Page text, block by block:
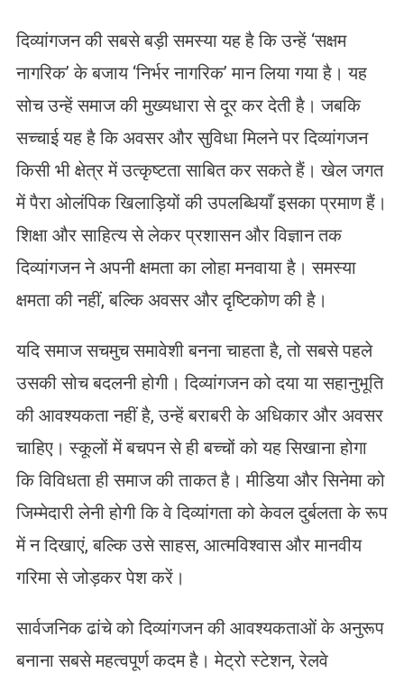
दिव्यांगजन की सबसे बड़ी समस्या यह है कि उन्हें ‘सक्षम
नागरिक’ के बजाय ‘निर्भर नागरिक’ मान लिया गया है। यह
सोच उन्हें समाज की मुख्यधारा से दूर कर देती है। जबकि
सच्चाई यह है कि अवसर और सुविधा मिलने पर दिव्यांगजन
किसी भी क्षेत्र में उत्कृष्टता साबित कर सकते हैं। खेल जगत
में पैरा ओलंपिक खिलाड़ियों की उपलब्धियाँ इसका प्रमाण हैं।
शिक्षा और साहित्य से लेकर प्रशासन और विज्ञान तक
दिव्यांगजन ने अपनी क्षमता का लोहा मनवाया है। समस्या
क्षमता की नहीं, बल्कि अवसर और दृष्टिकोण की है।
यदि समाज सचमुच समावेशी बनना चाहता है, तो सबसे पहले
उसकी सोच बदलनी होगी। दिव्यांगजन को दया या सहानुभूति
की आवश्यकता नहीं है, उन्हें बराबरी के अधिकार और अवसर
चाहिए। स्कूलों में बचपन से ही बच्चों को यह सिखाना होगा
कि विविधता ही समाज की ताकत है। मीडिया और सिनेमा को
जिम्मेदारी लेनी होगी कि वे दिव्यांगता को केवल दुर्बलता के रूप
में न दिखाएं, बल्कि उसे साहस, आत्मविश्वास और मानवीय
गरिमा से जोड़कर पेश करें।
सार्वजनिक ढांचे को दिव्यांगजन की आवश्यकताओं के अनुरूप
बनाना सबसे महत्वपूर्ण कदम है। मेट्रो स्टेशन, रेलवे